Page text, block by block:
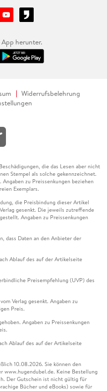
App herunter.
Widerrufsbelehrung
die das Lesen aber nicht
Stempel als solche gekennzeichnet.
zu Preissenkungen beziehen
Exemplars.
die Preisbindung dieser Artikel
gesenkt. Die jeweils zutreffende
Angaben zu Preissenkungen
dass Daten an den Anbieter der
Ablauf des auf der Artikelseite
Preisempfehlung (UVP) des
Verlag gesenkt. Angaben zu
Preis.
Angaben zu Preissenkungen
Ablauf des auf der Artikelseite
10.08.2026. Sie können den
www.hugendubel.de. Keine Bestellung
Der Gutschein ist nicht gültig für
Bücher und eBooks) sowie für